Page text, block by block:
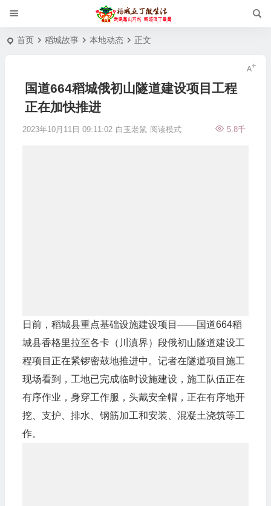
首页 稻城故事 本地动态 正文
国道664稻城俄初山隧道建设项目工程
正在加快推进
2023年10月11日 09:11:02 白玉老鼠 5.8千
阅读模式
日前，稻城县重点基础设施建设项目——国道664稻
城县香格里拉至各卡（川滇界）段俄初山隧道建设工
程项目正在紧锣密鼓地推进中。记者在隧道项目施工
现场看到，工地已完成临时设施建设，施工队伍正在
有序作业，身穿工作服，头戴安全帽，正在有序地开
挖、支护、排水、钢筋加工和安装、混凝土浇筑等工
作。